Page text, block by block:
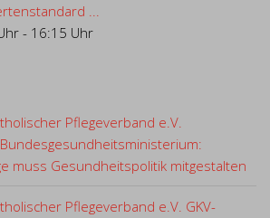
...
- 16:15 Uhr
Pflegeverband e.V.
muss Gesundheitspolitik mitgestalten
Pflegeverband e.V. GKV-